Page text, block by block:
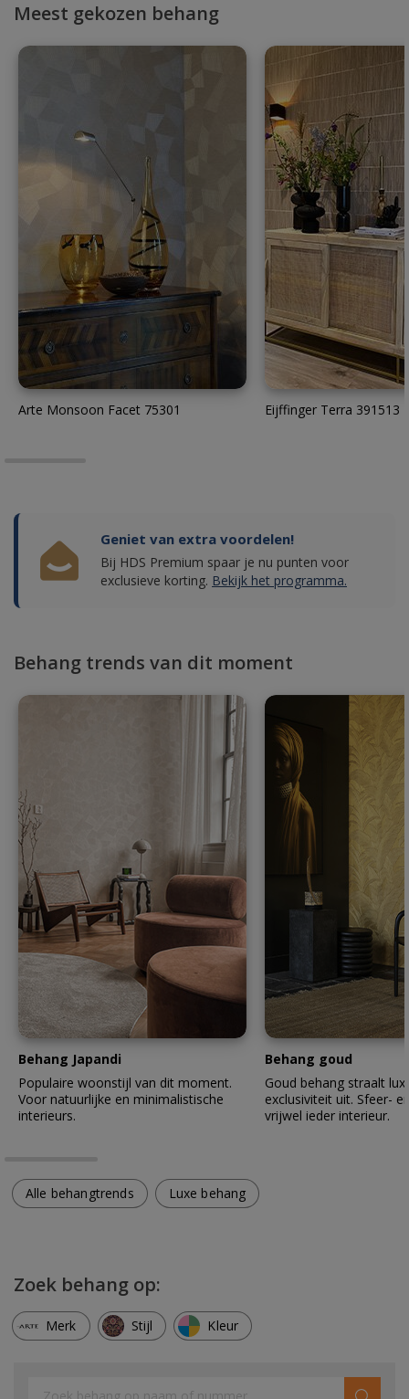
Meest gekozen behang
Arte Monsoon Facet 75301 Eijffinger Terra 391513
Geniet van extra voordelen!
Bij HDS Premium spaar je nu punten voor
exclusieve korting. Bekijk het programma.
Behang trends van dit moment
Behang Japandi
Populaire woonstijl van dit moment.
Voor natuurlijke en minimalistische
interieurs.
Behang goud
Goud behang straalt
exclusiviteit uit. Sfeer-
vrijwel ieder interieur.
Alle behangtrends Luxe behang
Zoek behang op:
Merk Stijl Kleur